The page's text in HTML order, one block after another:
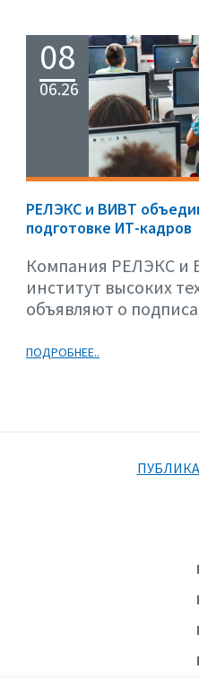
08
06.26
РЕЛЭКС и ВИВТ
подготовке ИТ-кадров
Компания РЕЛЭКС и
институт высоких
объявляют о
ПОДРОБНЕЕ..